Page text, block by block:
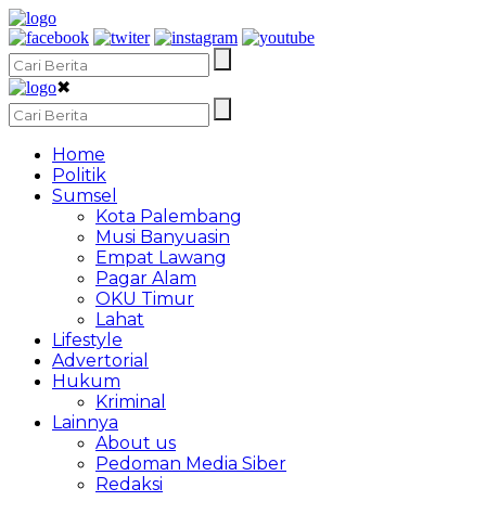
✖
Home
Politik
Sumsel
Kota Palembang
Musi Banyuasin
Empat Lawang
Pagar Alam
OKU Timur
Lahat
Lifestyle
Advertorial
Hukum
Kriminal
Lainnya
About us
Pedoman Media Siber
Redaksi